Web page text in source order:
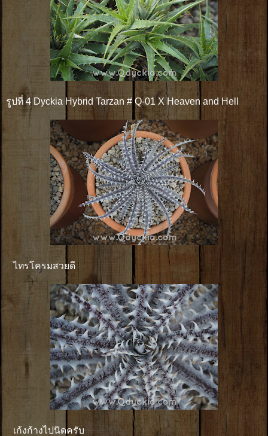
รูปที่ 4 Dyckia Hybrid Tarzan # Q-01 X Heaven and Hell
ไทรโครมสวยดี
เก้งก้างไปนิดครับ